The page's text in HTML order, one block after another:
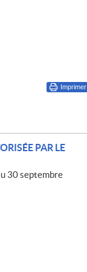
Imprimer
PAR LE
30 septembre